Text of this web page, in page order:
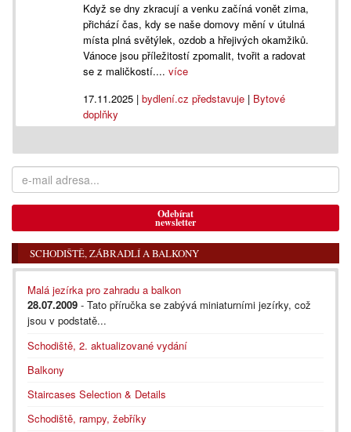
Když se dny zkracují a venku začíná vonět zima,
přichází čas, kdy se naše domovy mění v útulná
místa plná světýlek, ozdob a hřejivých okamžiků.
Vánoce jsou příležitostí zpomalit, tvořit a radovat
se z maličkostí....více
17.11.2025 |bydlení.cz představuje | Bytové
doplňky
Odebírat
newsletter
SCHODIŠTĚ, ZÁBRADLÍ A BALKONY
Malá jezírka pro zahradu a balkon
28.07.2009 - Tato příručka se zabývá miniaturními jezírky, což
jsou v podstatě...
Schodiště, 2. aktualizované vydání
Balkony
Staircases Selection & Details
Schodiště, rampy, žebříky